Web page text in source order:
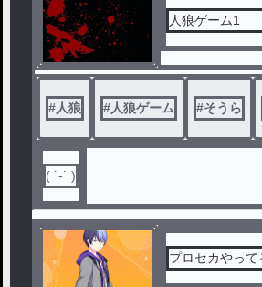
人狼ゲーム1
#人狼 #人狼ゲーム #そうら
( ˙-˙ )
プロセカやって